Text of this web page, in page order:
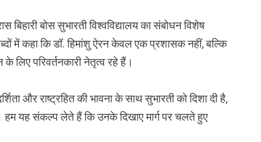
बिहारी बोस सुभारती विश्वविद्यालय का संबोधन विशेष
में कहा कि डॉ. हिमांशु ऐरन केवल एक प्रशासक नहीं, बल्कि
लिए परिवर्तनकारी नेतृत्व रहे हैं।
और राष्ट्रहित की भावना के साथ सुभारती को दिशा दी है,
हम यह संकल्प लेते हैं कि उनके दिखाए मार्ग पर चलते हुए